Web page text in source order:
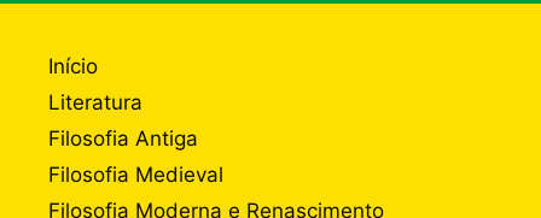
Início
Literatura
Filosofia Antiga
Filosofia Medieval
Filosofia Moderna e Renascimento